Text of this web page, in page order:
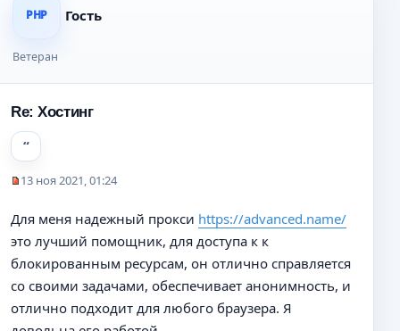
о
щ
и
е
PHP Гость
Ветеран
Re: Хостинг
п
р
о
и
т
13 ноя 2021, 01:24
Для меня надежный прокси https://advanced.name/
это лучший помощник, для доступа к к
блокированным ресурсам, он отлично справляется
со своими задачами, обеспечивает анонимность, и
отлично подходит для любого браузера. Я